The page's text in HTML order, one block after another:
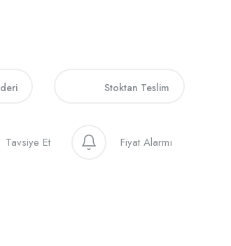
Stoktan Teslim
Tavsiye Et Fiyat Alarmı